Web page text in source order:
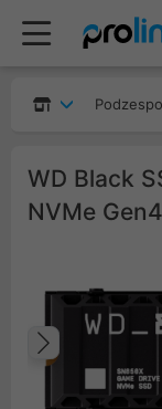
WD Black
NVMe Gen4